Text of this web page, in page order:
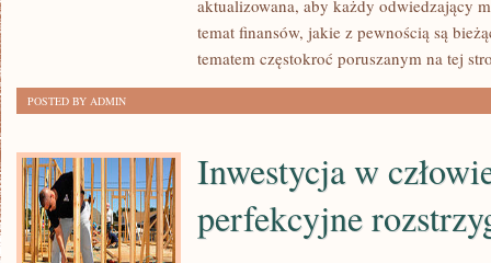
aktualizowana, aby każdy odwiedzający
temat finansów, jakie z pewnością są
tematem częstokroć poruszanym na tej
POSTED BY ADMIN
Inwestycja w
perfekcyjne